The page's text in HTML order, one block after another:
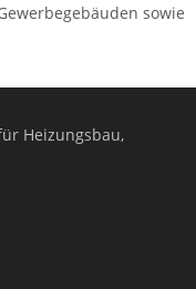
sowie
Heizungsbau,